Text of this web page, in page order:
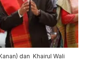
dan Khairul Wali